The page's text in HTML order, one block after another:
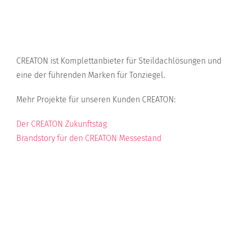
CREATON ist Komplettanbieter für Steildachlösungen und
eine der führenden Marken für Tonziegel.
Mehr Projekte für unseren Kunden CREATON:
Der CREATON Zukunftstag
Brandstory für den CREATON Messestand